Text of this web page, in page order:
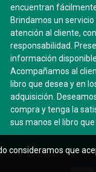
encuentran
Brindamos un
atención al cliente,
responsabilidad.
información
Acompañamos al
libro que desea y en
adquisición.
compra y tenga la
sus manos el libro que
consideramos que